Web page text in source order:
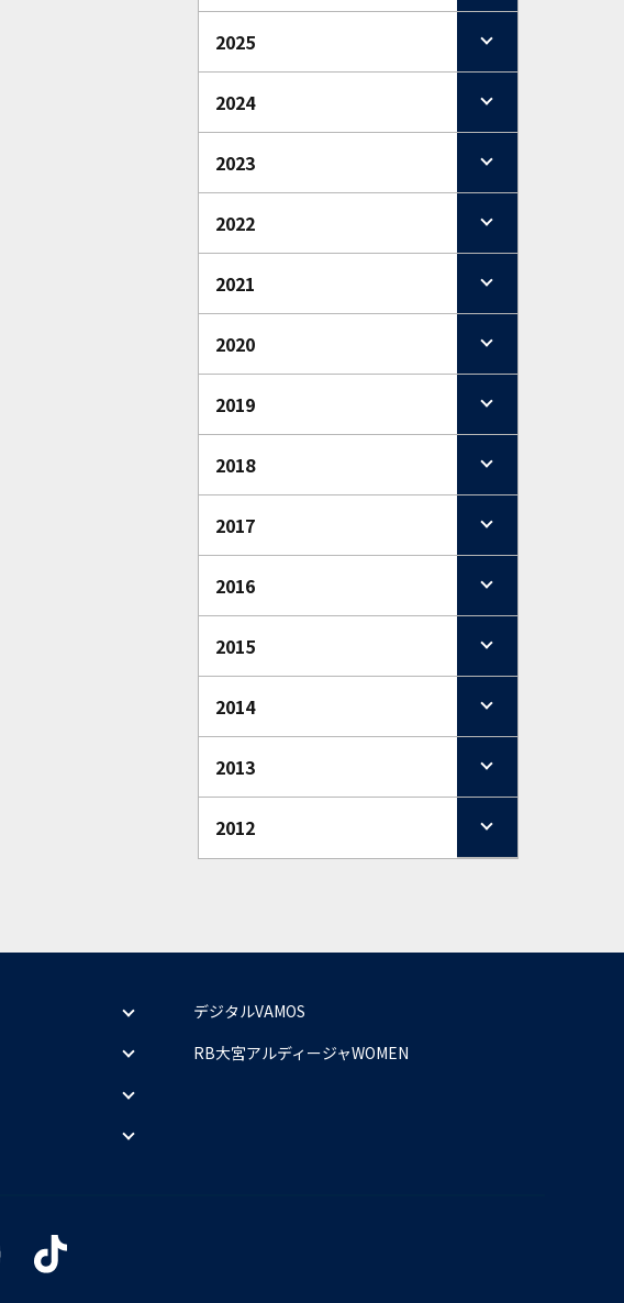
2025
2024
2023
2022
2021
2020
2019
2018
2017
2016
2015
2014
2013
2012
デジタルVAMOS
RB大宮アルディージャWOMEN